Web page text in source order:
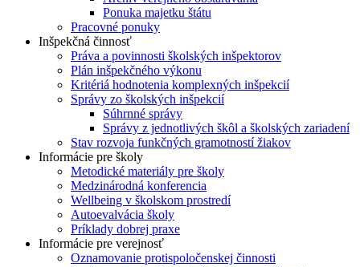
Ponuka majetku štátu
Pracovné ponuky
Inšpekčná činnosť
Práva a povinnosti školských inšpektorov
Plán inšpekčného výkonu
Kritériá hodnotenia komplexných inšpekcií
Správy zo školských inšpekcií
Súhrnné správy
Správy z jednotlivých škôl a školských zariadení
Stav rozvoja funkčných gramotností žiakov
Informácie pre školy
Metodické materiály pre školy
Medzinárodná konferencia
Wellbeing v školskom prostredí
Autoevalvácia školy
Príklady dobrej praxe
Informácie pre verejnosť
Oznamovanie protispoločenskej činnosti